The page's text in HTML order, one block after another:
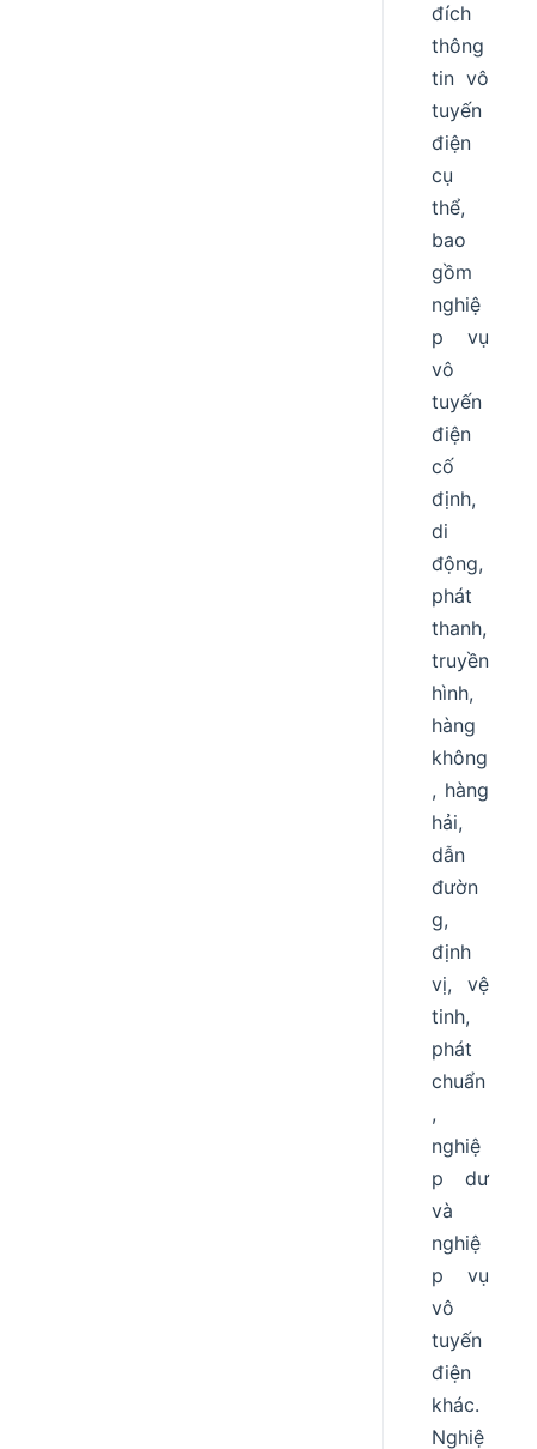
đích
thông
tin vô
tuyến
điện
cụ
thể,
bao
gồm
nghiệ
p vụ
vô
tuyến
điện
cố
định,
di
động,
phát
thanh,
truyền
hình,
hàng
không
, hàng
hải,
dẫn
đườn
g,
định
vị, vệ
tinh,
phát
chuẩn
,
nghiệ
p dư
và
nghiệ
p vụ
vô
tuyến
điện
khác.
Nghiệ